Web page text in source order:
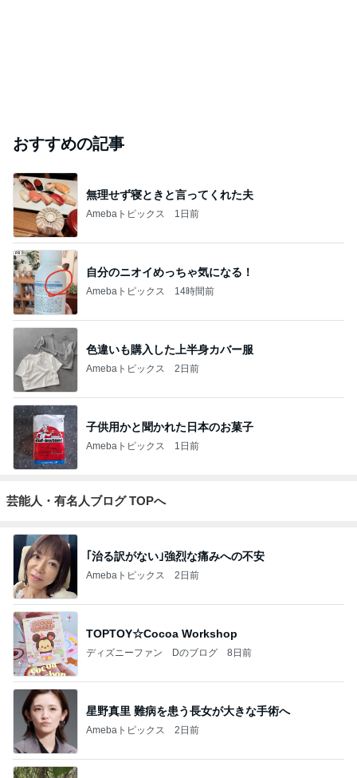
おすすめの記事
無理せず寝ときと言ってくれた夫
Amebaトピックス 1日前
自分のニオイめっちゃ気になる！
Amebaトピックス 14時間前
色違いも購入した上半身カバー服
Amebaトピックス 2日前
子供用かと聞かれた日本のお菓子
Amebaトピックス 1日前
芸能人・有名人ブログ TOPへ
｢治る訳がない｣強烈な痛みへの不安
Amebaトピックス 2日前
TOPTOY☆Cocoa Workshop
ディズニーファン Dのブログ 8日前
星野真里 難病を患う長女が大きな手術へ
Amebaトピックス 2日前